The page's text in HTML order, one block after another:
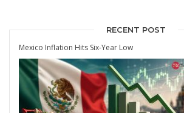
RECENT POST
Mexico Inflation Hits Six-Year Low